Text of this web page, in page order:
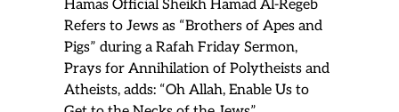
Hamas Official Sheikh Hamad Al-Regeb
Refers to Jews as “Brothers of Apes and
Pigs” during a Rafah Friday Sermon,
Prays for Annihilation of Polytheists and
Atheists, adds: “Oh Allah, Enable Us to